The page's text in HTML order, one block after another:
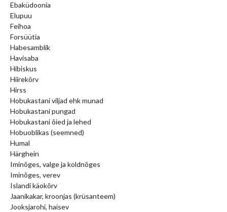
Ebaküdoonia
Elupuu
Feihoa
Forsüütia
Habesamblik
Havisaba
Hibiskus
Hiirekõrv
Hirss
Hobukastani viljad ehk munad
Hobukastani pungad
Hobukastani õied ja lehed
Hobuoblikas (seemned)
Humal
Härghein
Iminõges, valge ja koldnõges
Iminõges, verev
Islandi käokõrv
Jaanikakar, kroonjas (krüsanteem)
Jooksjarohi, haisev